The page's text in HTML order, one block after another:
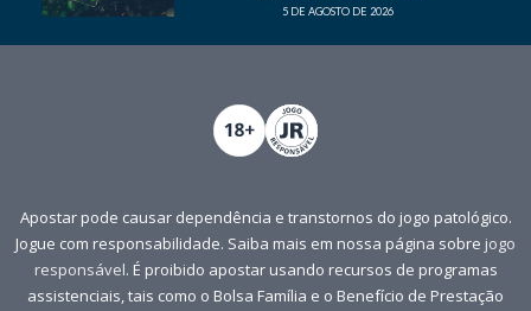
5 DE AGOSTO DE 2026
Apostar pode causar dependência e transtornos do jogo patológico.
Jogue com responsabilidade. Saiba mais em nossa página sobre jogo
responsável. É proibido apostar usando recursos de programas
assistenciais, tais como o Bolsa Família e o Benefício de Prestação